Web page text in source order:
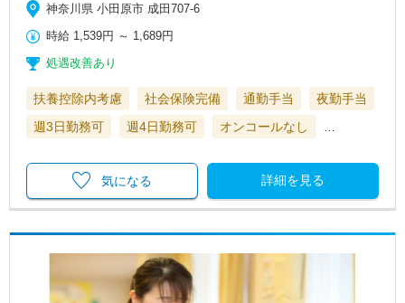
神奈川県 小田原市 成田707-6
時給 1,539円 ～ 1,689円
処遇改善あり
扶養控除内考慮 社会保険完備 通勤手当
夜勤手当
週3日勤務可
週4日勤務可 オンコールなし
詳細を見る
気になる